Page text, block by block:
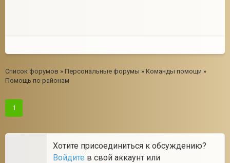
Список форумов » Персональные форумы » Команды помощи »
Помощь по районам
1
Хотите присоединиться к обсуждению?
Войдите в свой аккаунт или